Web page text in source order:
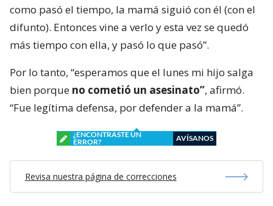
como pasó el tiempo, la mamá siguió con él (con el
difunto). Entonces vine a verlo y esta vez se quedó
más tiempo con ella, y pasó lo que pasó”.
Por lo tanto, “esperamos que el lunes mi hijo salga
bien porque no cometió un asesinato”, afirmó.
“Fue legítima defensa, por defender a la mamá”.
¿ENCONTRASTE UN
ERROR?
AVÍSANOS
Revisa nuestra página de correcciones